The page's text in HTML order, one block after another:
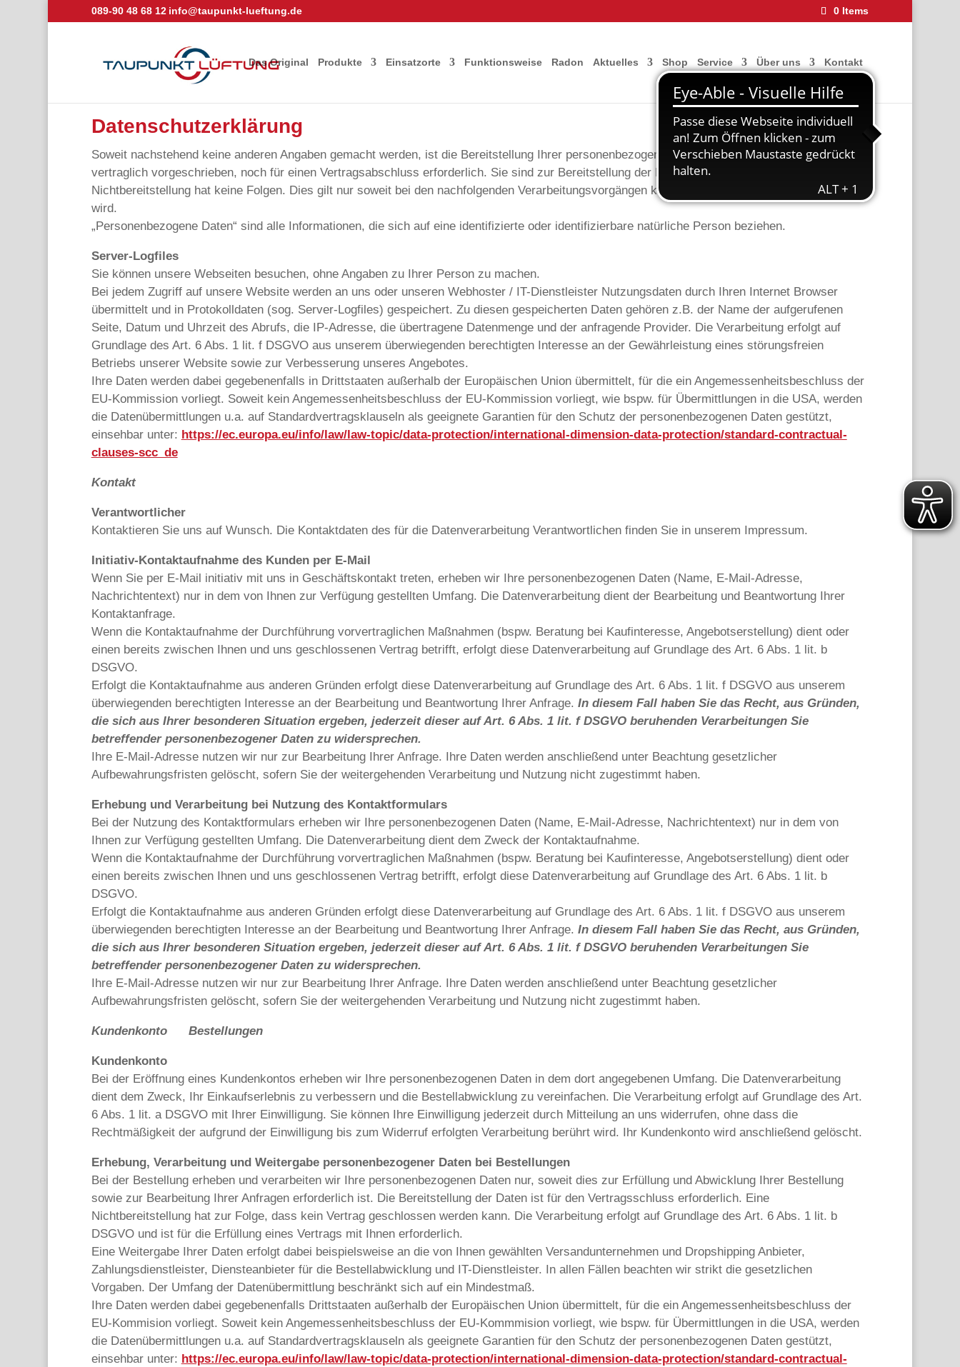
089-90 48 68 12 info@taupunkt-lueftung.de 0 Items
Das Original Produkte Einsatzorte Funktionsweise Radon Aktuelles Shop Service Über uns Kontakt
Datenschutzerklärung
Soweit nachstehend keine anderen Angaben gemacht werden, ist die Bereitstellung Ihrer personenbezogenen Daten weder gesetzlich oder
vertraglich vorgeschrieben, noch für einen Vertragsabschluss erforderlich. Sie sind zur Bereitstellung der Daten nicht verpflichtet. Eine
Nichtbereitstellung hat keine Folgen. Dies gilt nur soweit bei den nachfolgenden Verarbeitungsvorgängen keine anderweitige Angabe gemacht
wird.
„Personenbezogene Daten“ sind alle Informationen, die sich auf eine identifizierte oder identifizierbare natürliche Person beziehen.
Server-Logfiles
Sie können unsere Webseiten besuchen, ohne Angaben zu Ihrer Person zu machen.
Bei jedem Zugriff auf unsere Website werden an uns oder unseren Webhoster / IT-Dienstleister Nutzungsdaten durch Ihren Internet Browser
übermittelt und in Protokolldaten (sog. Server-Logfiles) gespeichert. Zu diesen gespeicherten Daten gehören z.B. der Name der aufgerufenen
Seite, Datum und Uhrzeit des Abrufs, die IP-Adresse, die übertragene Datenmenge und der anfragende Provider. Die Verarbeitung erfolgt auf
Grundlage des Art. 6 Abs. 1 lit. f DSGVO aus unserem überwiegenden berechtigten Interesse an der Gewährleistung eines störungsfreien
Betriebs unserer Website sowie zur Verbesserung unseres Angebotes.
Ihre Daten werden dabei gegebenenfalls in Drittstaaten außerhalb der Europäischen Union übermittelt, für die ein Angemessenheitsbeschluss der
EU-Kommission vorliegt. Soweit kein Angemessenheitsbeschluss der EU-Kommission vorliegt, wie bspw. für Übermittlungen in die USA, werden
die Datenübermittlungen u.a. auf Standardvertragsklauseln als geeignete Garantien für den Schutz der personenbezogenen Daten gestützt,
einsehbar unter: https://ec.europa.eu/info/law/law-topic/data-protection/international-dimension-data-protection/standard-contractual-
clauses-scc_de
Kontakt
Verantwortlicher
Kontaktieren Sie uns auf Wunsch. Die Kontaktdaten des für die Datenverarbeitung Verantwortlichen finden Sie in unserem Impressum.
Initiativ-Kontaktaufnahme des Kunden per E-Mail
Wenn Sie per E-Mail initiativ mit uns in Geschäftskontakt treten, erheben wir Ihre personenbezogenen Daten (Name, E-Mail-Adresse,
Nachrichtentext) nur in dem von Ihnen zur Verfügung gestellten Umfang. Die Datenverarbeitung dient der Bearbeitung und Beantwortung Ihrer
Kontaktanfrage.
Wenn die Kontaktaufnahme der Durchführung vorvertraglichen Maßnahmen (bspw. Beratung bei Kaufinteresse, Angebotserstellung) dient oder
einen bereits zwischen Ihnen und uns geschlossenen Vertrag betrifft, erfolgt diese Datenverarbeitung auf Grundlage des Art. 6 Abs. 1 lit. b
DSGVO.
Erfolgt die Kontaktaufnahme aus anderen Gründen erfolgt diese Datenverarbeitung auf Grundlage des Art. 6 Abs. 1 lit. f DSGVO aus unserem
überwiegenden berechtigten Interesse an der Bearbeitung und Beantwortung Ihrer Anfrage. In diesem Fall haben Sie das Recht, aus Gründen,
die sich aus Ihrer besonderen Situation ergeben, jederzeit dieser auf Art. 6 Abs. 1 lit. f DSGVO beruhenden Verarbeitungen Sie
betreffender personenbezogener Daten zu widersprechen.
Ihre E-Mail-Adresse nutzen wir nur zur Bearbeitung Ihrer Anfrage. Ihre Daten werden anschließend unter Beachtung gesetzlicher
Aufbewahrungsfristen gelöscht, sofern Sie der weitergehenden Verarbeitung und Nutzung nicht zugestimmt haben.
Erhebung und Verarbeitung bei Nutzung des Kontaktformulars
Bei der Nutzung des Kontaktformulars erheben wir Ihre personenbezogenen Daten (Name, E-Mail-Adresse, Nachrichtentext) nur in dem von
Ihnen zur Verfügung gestellten Umfang. Die Datenverarbeitung dient dem Zweck der Kontaktaufnahme.
Wenn die Kontaktaufnahme der Durchführung vorvertraglichen Maßnahmen (bspw. Beratung bei Kaufinteresse, Angebotserstellung) dient oder
einen bereits zwischen Ihnen und uns geschlossenen Vertrag betrifft, erfolgt diese Datenverarbeitung auf Grundlage des Art. 6 Abs. 1 lit. b
DSGVO.
Erfolgt die Kontaktaufnahme aus anderen Gründen erfolgt diese Datenverarbeitung auf Grundlage des Art. 6 Abs. 1 lit. f DSGVO aus unserem
überwiegenden berechtigten Interesse an der Bearbeitung und Beantwortung Ihrer Anfrage. In diesem Fall haben Sie das Recht, aus Gründen,
die sich aus Ihrer besonderen Situation ergeben, jederzeit dieser auf Art. 6 Abs. 1 lit. f DSGVO beruhenden Verarbeitungen Sie
betreffender personenbezogener Daten zu widersprechen.
Ihre E-Mail-Adresse nutzen wir nur zur Bearbeitung Ihrer Anfrage. Ihre Daten werden anschließend unter Beachtung gesetzlicher
Aufbewahrungsfristen gelöscht, sofern Sie der weitergehenden Verarbeitung und Nutzung nicht zugestimmt haben.
Kundenkonto Bestellungen
Kundenkonto
Bei der Eröffnung eines Kundenkontos erheben wir Ihre personenbezogenen Daten in dem dort angegebenen Umfang. Die Datenverarbeitung
dient dem Zweck, Ihr Einkaufserlebnis zu verbessern und die Bestellabwicklung zu vereinfachen. Die Verarbeitung erfolgt auf Grundlage des Art.
6 Abs. 1 lit. a DSGVO mit Ihrer Einwilligung. Sie können Ihre Einwilligung jederzeit durch Mitteilung an uns widerrufen, ohne dass die
Rechtmäßigkeit der aufgrund der Einwilligung bis zum Widerruf erfolgten Verarbeitung berührt wird. Ihr Kundenkonto wird anschließend gelöscht.
Erhebung, Verarbeitung und Weitergabe personenbezogener Daten bei Bestellungen
Bei der Bestellung erheben und verarbeiten wir Ihre personenbezogenen Daten nur, soweit dies zur Erfüllung und Abwicklung Ihrer Bestellung
sowie zur Bearbeitung Ihrer Anfragen erforderlich ist. Die Bereitstellung der Daten ist für den Vertragsschluss erforderlich. Eine
Nichtbereitstellung hat zur Folge, dass kein Vertrag geschlossen werden kann. Die Verarbeitung erfolgt auf Grundlage des Art. 6 Abs. 1 lit. b
DSGVO und ist für die Erfüllung eines Vertrags mit Ihnen erforderlich.
Eine Weitergabe Ihrer Daten erfolgt dabei beispielsweise an die von Ihnen gewählten Versandunternehmen und Dropshipping Anbieter,
Zahlungsdienstleister, Diensteanbieter für die Bestellabwicklung und IT-Dienstleister. In allen Fällen beachten wir strikt die gesetzlichen
Vorgaben. Der Umfang der Datenübermittlung beschränkt sich auf ein Mindestmaß.
Ihre Daten werden dabei gegebenenfalls Drittstaaten außerhalb der Europäischen Union übermittelt, für die ein Angemessenheitsbeschluss der
EU-Kommision vorliegt. Soweit kein Angemessenheitsbeschluss der EU-Kommmision vorliegt, wie bspw. für Übermittlungen in die USA, werden
die Datenübermittlungen u.a. auf Standardvertragsklauseln als geeignete Garantien für den Schutz der personenbezogenen Daten gestützt,
einsehbar unter: https://ec.europa.eu/info/law/law-topic/data-protection/international-dimension-data-protection/standard-contractual-